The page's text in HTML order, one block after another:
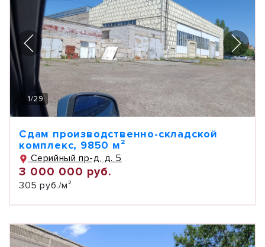
1/29
Сдам производственно-складской
комплекс, 9850 м²
Серийный пр-д, д. 5
3 000 000 руб.
305 руб./м²